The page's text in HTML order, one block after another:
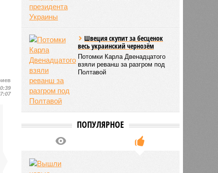
Швеция скупит за бесценок
весь украинский чернозём
Потомки Карла Двенадцатого
взяли реванш за разгром под
Полтавой
ПОПУЛЯРНОЕ